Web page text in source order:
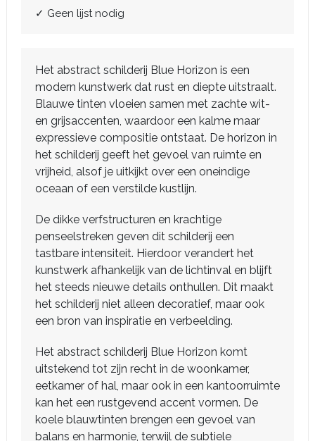
✓ Geen lijst nodig
Het abstract schilderij Blue Horizon is een
modern kunstwerk dat rust en diepte uitstraalt.
Blauwe tinten vloeien samen met zachte wit-
en grijsaccenten, waardoor een kalme maar
expressieve compositie ontstaat. De horizon in
het schilderij geeft het gevoel van ruimte en
vrijheid, alsof je uitkijkt over een oneindige
oceaan of een verstilde kustlijn.
De dikke verfstructuren en krachtige
penseelstreken geven dit schilderij een
tastbare intensiteit. Hierdoor verandert het
kunstwerk afhankelijk van de lichtinval en blijft
het steeds nieuwe details onthullen. Dit maakt
het schilderij niet alleen decoratief, maar ook
een bron van inspiratie en verbeelding.
Het abstract schilderij Blue Horizon komt
uitstekend tot zijn recht in de woonkamer,
eetkamer of hal, maar ook in een kantoorruimte
kan het een rustgevend accent vormen. De
koele blauwtinten brengen een gevoel van
balans en harmonie, terwijl de subtiele